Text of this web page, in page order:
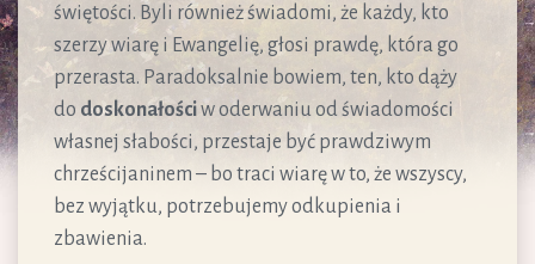
świętości. Byli również świadomi, że każdy, kto
szerzy wiarę i Ewangelię, głosi prawdę, która go
przerasta. Paradoksalnie bowiem, ten, kto dąży
do doskonałościw oderwaniu od świadomości
własnej słabości, przestaje być prawdziwym
chrześcijaninem – bo traci wiarę w to, że wszyscy,
bez wyjątku, potrzebujemy odkupienia i
zbawienia.